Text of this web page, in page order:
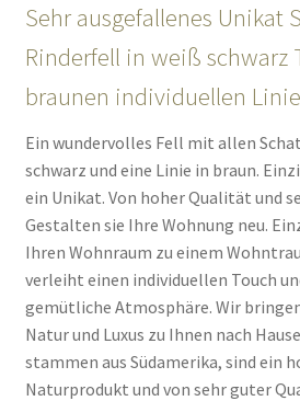
Sehr ausgefallenes Unikat
Rinderfell in weiß schwarz
braunen individuellen Linie
Ein wundervolles Fell mit allen
schwarz und eine Linie in braun.
ein Unikat. Von hoher Qualität und
Gestalten sie Ihre Wohnung neu.
Ihren Wohnraum zu einem
verleiht einen individuellen Touch
gemütliche Atmosphäre. Wir
Natur und Luxus zu Ihnen nach
stammen aus Südamerika, sind ein
Naturprodukt und von sehr guter